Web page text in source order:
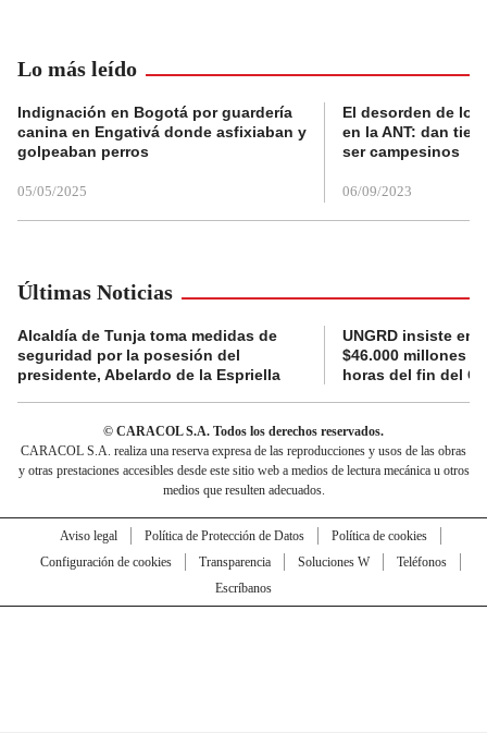
Lo más leído
Indignación en Bogotá por guardería
canina en Engativá donde asfixiaban y
golpeaban perros
05/05/2025
El desorden de
en la ANT: dan
ser campesinos
06/09/2023
Últimas Noticias
Alcaldía de Tunja toma medidas de
seguridad por la posesión del
presidente, Abelardo de la Espriella
UNGRD insiste en
$46.000 millones
horas del fin del
© CARACOL S.A. Todos los derechos reservados.
CARACOL S.A. realiza una reserva expresa de las reproducciones y usos de las obras
y otras prestaciones accesibles desde este sitio web a medios de lectura mecánica u otros
medios que resulten adecuados.
Aviso legal Política de Protección de Datos
Política de cookies
Configuración de cookies
Transparencia Soluciones W
Teléfonos
Escríbanos